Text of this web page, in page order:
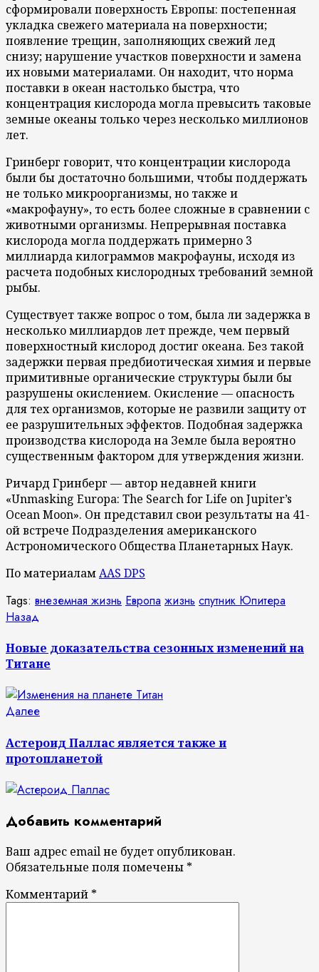
сформировали поверхность Европы: постепенная
укладка свежего материала на поверхности;
появление трещин, заполняющих свежий лед
снизу; нарушение участков поверхности и замена
их новыми материалами. Он находит, что норма
поставки в океан настолько быстра, что
концентрация кислорода могла превысить таковые
земные океаны только через несколько миллионов
лет.
Гринберг говорит, что концентрации кислорода
были бы достаточно большими, чтобы поддержать
не только микроорганизмы, но также и
«макрофауну», то есть более сложные в сравнении с
животными организмы. Непрерывная поставка
кислорода могла поддержать примерно 3
миллиарда килограммов макрофауны, исходя из
расчета подобных кислородных требований земной
рыбы.
Существует также вопрос о том, была ли задержка в
несколько миллиардов лет прежде, чем первый
поверхностный кислород достиг океана. Без такой
задержки первая предбиотическая химия и первые
примитивные органические структуры были бы
разрушены окислением. Окисление — опасность
для тех организмов, которые не развили защиту от
ее разрушительных эффектов. Подобная задержка
производства кислорода на Земле была вероятно
существенным фактором для утверждения жизни.
Ричард Гринберг — автор недавней книги
«Unmasking Europa: The Search for Life on Jupiter’s
Ocean Moon». Он представил свои результаты на 41-
ой встрече Подразделения американского
Астрономического Общества Планетарных Наук.
По материаламAAS DPS
Tags: внеземная жизнь Европа жизнь спутник Юпитера
Продолжить
чтение
Назад
Новые доказательства сезонных изменений на
Титане
ДалееСледующая
Астероид Паллас является также и
протопланетой
Добавить комментарий
Ваш адрес email не будет опубликован.
Обязательные поля помечены *
Комментарий *